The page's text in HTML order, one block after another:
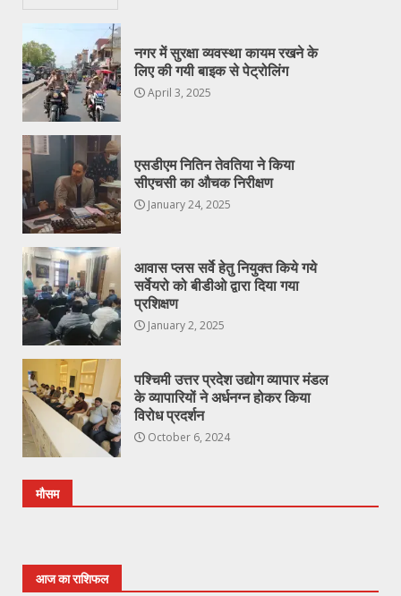
नगर में सुरक्षा व्यवस्था कायम रखने के
लिए की गयी बाइक से पेट्रोलिंग
April 3, 2025
एसडीएम नितिन तेवतिया ने किया
सीएचसी का औचक निरीक्षण
January 24, 2025
आवास प्लस सर्वे हेतु नियुक्त किये गये
सर्वेयरो को बीडीओ द्वारा दिया गया
प्रशिक्षण
January 2, 2025
पश्चिमी उत्तर प्रदेश उद्योग व्यापार मंडल
के व्यापारियों ने अर्धनग्न होकर किया
विरोध प्रदर्शन
October 6, 2024
मौसम
आज का राशिफल